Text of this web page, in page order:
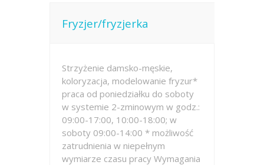
Fryzjer/fryzjerka
Strzyżenie damsko-męskie,
koloryzacja, modelowanie fryzur*
praca od poniedziałku do soboty
w systemie 2-zminowym w godz.:
09:00-17:00, 10:00-18:00; w
soboty 09:00-14:00 * możliwość
zatrudnienia w niepełnym
wymiarze czasu pracy Wymagania